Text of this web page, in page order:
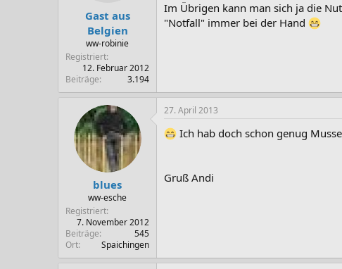
Gast aus
Belgien
ww-robinie
Registriert
12. Februar 2012
Beiträge
3.194
Im Übrigen kann man sich ja die
"Notfall" immer bei der Hand
blues
ww-esche
Registriert
7. November 2012
Beiträge
545
Ort
Spaichingen
27. April 2013
Ich hab doch schon genug
Gruß Andi